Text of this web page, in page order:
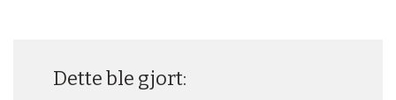
Dette ble gjort: